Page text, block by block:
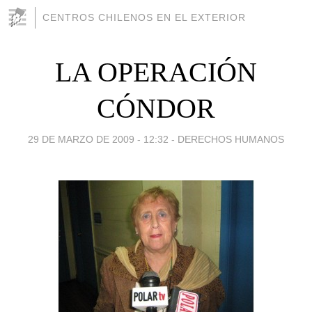
CENTROS CHILENOS EN EL EXTERIOR
LA OPERACIÓN
CÓNDOR
29 DE MARZO DE 2009 - 12:32 - DERECHOS HUMANOS